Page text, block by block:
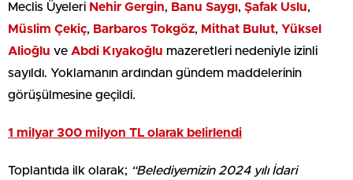
Meclis Üyeleri Nehir Gergin, Banu Saygı, Şafak Uslu,
Müslim Çekiç, Barbaros Tokgöz, Mithat Bulut, Yüksel
Alioğlu ve Abdi Kıyakoğlu mazeretleri nedeniyle izinli
sayıldı. Yoklamanın ardından gündem maddelerinin
görüşülmesine geçildi.
1 milyar 300 milyon TL olarak belirlendi
Toplantıda ilk olarak; “Belediyemizin 2024 yılı İdari